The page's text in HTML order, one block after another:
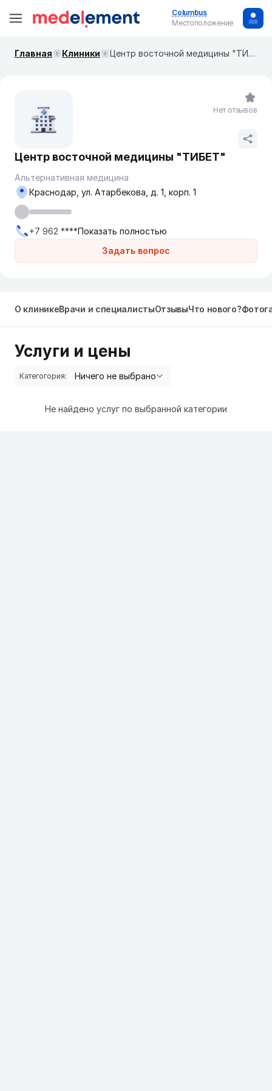
Columbus
Местоположение
Главная Клиники Центр восточной медицины "ТИБЕТ"
Центр восточной медицины "ТИБЕТ"
Альтернативная медицина
Задать вопрос
Краснодар, ул. Атарбекова, д. 1, корп. 1
+7 962 ****Показать полностью
Нет отзывов
О клиникеВрачи и специалистыОтзывыЧто нового?
Услуги и цены
Категогория:
Не найдено услуг по выбранной категории